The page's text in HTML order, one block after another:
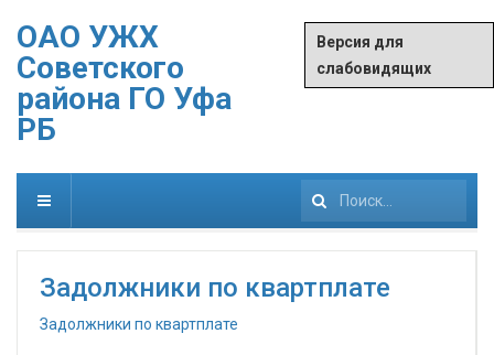
ОАО УЖХ
Советского
района ГО Уфа
РБ
Версия для
слабовидящих
Искать...
Задолжники по квартплате
Задолжники по квартплате